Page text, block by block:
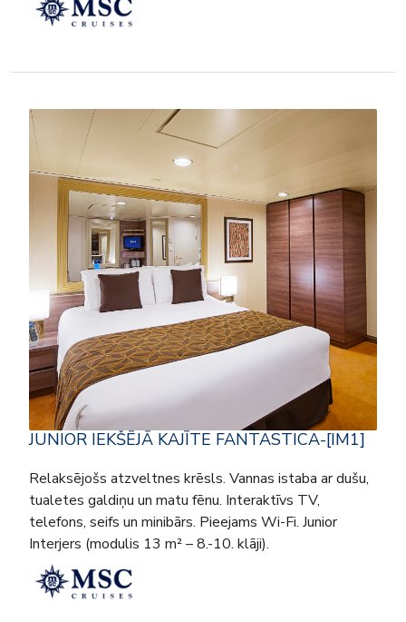
JUNIOR IEKŠĒJĀ KAJĪTE FANTASTICA-[IM1]
Relaksējošs atzveltnes krēsls. Vannas istaba ar dušu,
tualetes galdiņu un matu fēnu. Interaktīvs TV,
telefons, seifs un minibārs. Pieejams Wi-Fi. Junior
Interjers (modulis 13 m² – 8.-10. klāji).